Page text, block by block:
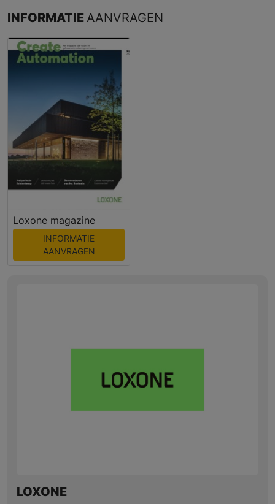
INFORMATIEAANVRAGEN
Loxone magazine
INFORMATIE
AANVRAGEN
LOXONE